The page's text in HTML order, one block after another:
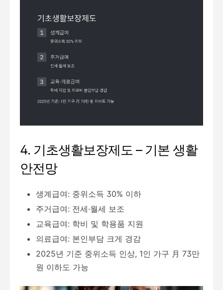
4. 기초생활보장제도 – 기본 생활
안전망
생계급여: 중위소득 30% 이하
주거급여: 전세·월세 보조
교육급여: 학비 및 학용품 지원
의료급여: 본인부담 크게 경감
2025년 기준 중위소득 인상, 1인 가구 月 73만
원 이하도 가능